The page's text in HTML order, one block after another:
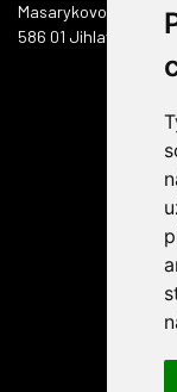
Masarykovo náměstí
586 01 Jihlava